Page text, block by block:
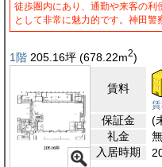
徒歩圏内にあり、通勤や来客の利
として非常に魅力的です。神田
1階 205.16坪 (678.22m2)
賃料
保証金
(
礼金
無
入居時期